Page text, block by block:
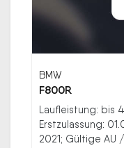
BMW
F800R
Laufleistung: bis
Erstzulassung:
2021; Gültige AU /